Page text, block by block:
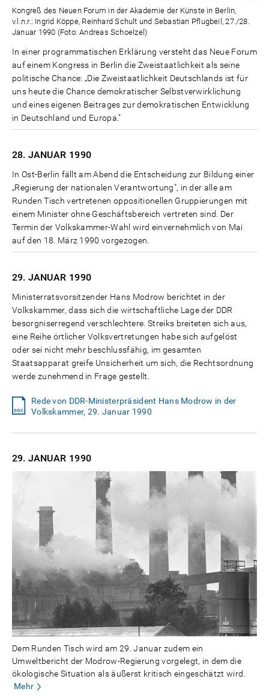
Kongreß des Neuen Forum in der Akademie der Künste in Berlin,
v.l.n.r.: Ingrid Köppe, Reinhard Schult und Sebastian Pflugbeil, 27./28.
Januar 1990 (Foto: Andreas Schoelzel)
In einer programmatischen Erklärung versteht das Neue Forum
auf einem Kongress in Berlin die Zweistaatlichkeit als seine
politische Chance: „Die Zweistaatlichkeit Deutschlands ist für
uns heute die Chance demokratischer Selbstverwirklichung
und eines eigenen Beitrages zur demokratischen Entwicklung
in Deutschland und Europa."
28. JANUAR 1990
In Ost-Berlin fällt am Abend die Entscheidung zur Bildung einer
„Regierung der nationalen Verantwortung", in der alle am
Runden Tisch vertretenen oppositionellen Gruppierungen mit
einem Minister ohne Geschäftsbereich vertreten sind. Der
Termin der Volkskammer-Wahl wird einvernehmlich von Mai
auf den 18. März 1990 vorgezogen.
29. JANUAR 1990
Ministerratsvorsitzender Hans Modrow berichtet in der
Volkskammer, dass sich die wirtschaftliche Lage der DDR
besorgniserregend verschlechtere. Streiks breiteten sich aus,
eine Reihe örtlicher Volksvertretungen habe sich aufgelöst
oder sei nicht mehr beschlussfähig, im gesamten
Staatsapparat greife Unsicherheit um sich, die Rechtsordnung
werde zunehmend in Frage gestellt.
Rede von DDR-Ministerpräsident Hans Modrow in der
Volkskammer, 29. Januar 1990
29. JANUAR 1990
Dem Runden Tisch wird am 29. Januar zudem ein
Umweltbericht der Modrow-Regierung vorgelegt, in dem die
ökologische Situation als äußerst kritisch eingeschätzt wird.
Mehr